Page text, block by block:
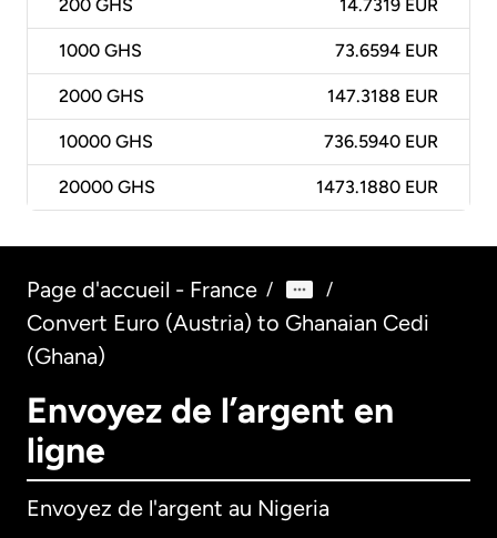
200 GHS 14.7319 EUR
1000 GHS 73.6594 EUR
2000 GHS 147.3188 EUR
10000 GHS 736.5940 EUR
20000 GHS 1473.1880 EUR
Page d'accueil - France / /
Convert Euro (Austria) to Ghanaian Cedi
(Ghana)
Envoyez de l’argent en
ligne
Envoyez de l'argent au Nigeria